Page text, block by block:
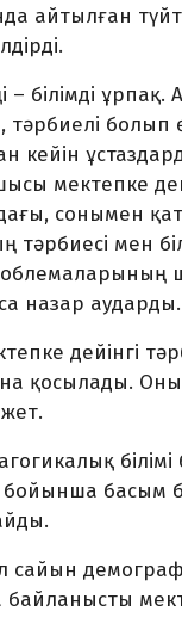
айтылған
– білімді
тәрбиелі
кейін
мектепке
сонымен
тәрбиесі мен
назар аударды.
дейінгі
қосылады.
басым
сайын